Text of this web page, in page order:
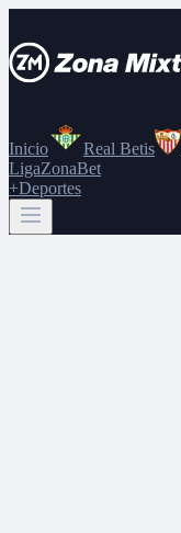
Inicio Real Betis
LigaZonaBet
+Deportes